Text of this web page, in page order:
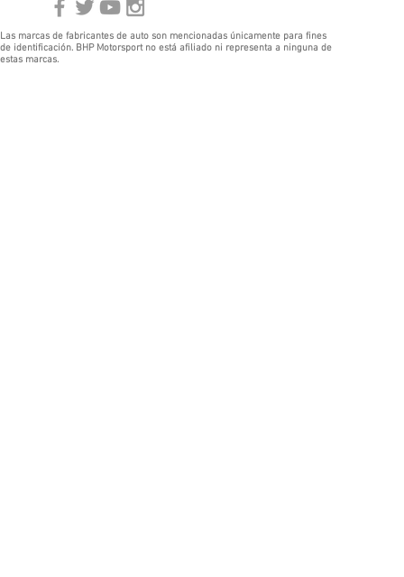
Las marcas de fabricantes de auto son mencionadas únicamente para fines
de identificación. BHP Motorsport no está afiliado ni representa a ninguna de
estas marcas.